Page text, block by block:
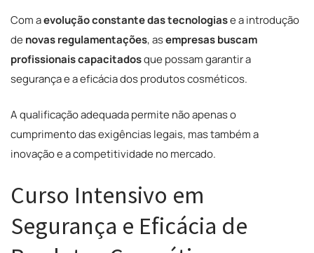
Com aevolução constante das tecnologiase a introdução
denovas regulamentações, asempresas buscam
profissionais capacitadosque possam garantir a
segurança e a eficácia dos produtos cosméticos.
A qualificação adequada permite não apenas o
cumprimento das exigências legais, mas também a
inovação e a competitividade no mercado.
Curso Intensivo em
Segurança e Eficácia de